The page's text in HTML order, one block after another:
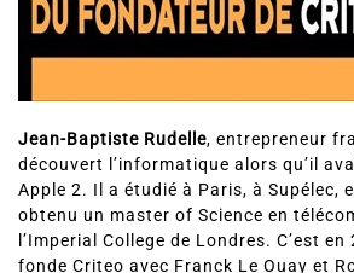
Jean-Baptiste Rudelle, entrepreneur
découvert l’informatique alors qu’il
Apple 2. Il a étudié à Paris, à Supélec,
obtenu un master of Science en
l’Imperial College de Londres. C’est en
fonde Criteo avec Franck Le Ouay et